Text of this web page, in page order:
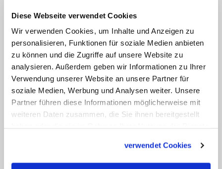
Diese Webseite verwendet Cookies
Wir verwenden Cookies, um Inhalte und Anzeigen zu
personalisieren, Funktionen für soziale Medien anbieten
zu können und die Zugriffe auf unsere Website zu
analysieren. Außerdem geben wir Informationen zu Ihrer
Verwendung unserer Website an unsere Partner für
soziale Medien, Werbung und Analysen weiter. Unsere
Partner führen diese Informationen möglicherweise mit
weiteren Daten zusammen, die Sie ihnen bereitgestellt
verwendet Cookies
Fahrausweis für öffentliche
Verkehrsmittel auf dem Gebiet des
Kirchentags. Die Karten können digital
überwww.kirchentag.de/tickets
erworben werden. (epd)